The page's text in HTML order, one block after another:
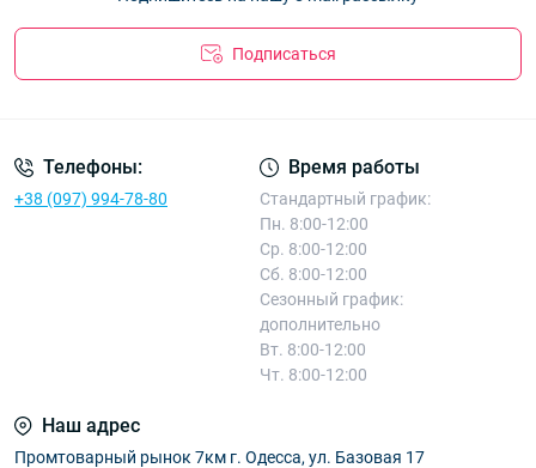
Подписаться
Телефоны:
+38 (097) 994-78-80
Время работы
Стандартный график:
Пн. 8:00-12:00
Ср. 8:00-12:00
Сб. 8:00-12:00
Сезонный график:
дополнительно
Вт. 8:00-12:00
Чт. 8:00-12:00
Наш адрес
Промтоварный рынок 7км г. Одесса, ул. Базовая 17